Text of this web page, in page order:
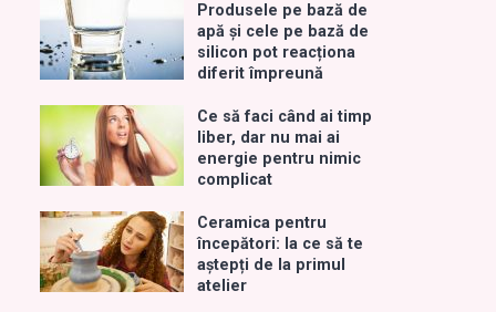
Produsele pe bază de
apă și cele pe bază de
silicon pot reacționa
diferit împreună
Ce să faci când ai timp
liber, dar nu mai ai
energie pentru nimic
complicat
Ceramica pentru
începători: la ce să te
aștepți de la primul
atelier